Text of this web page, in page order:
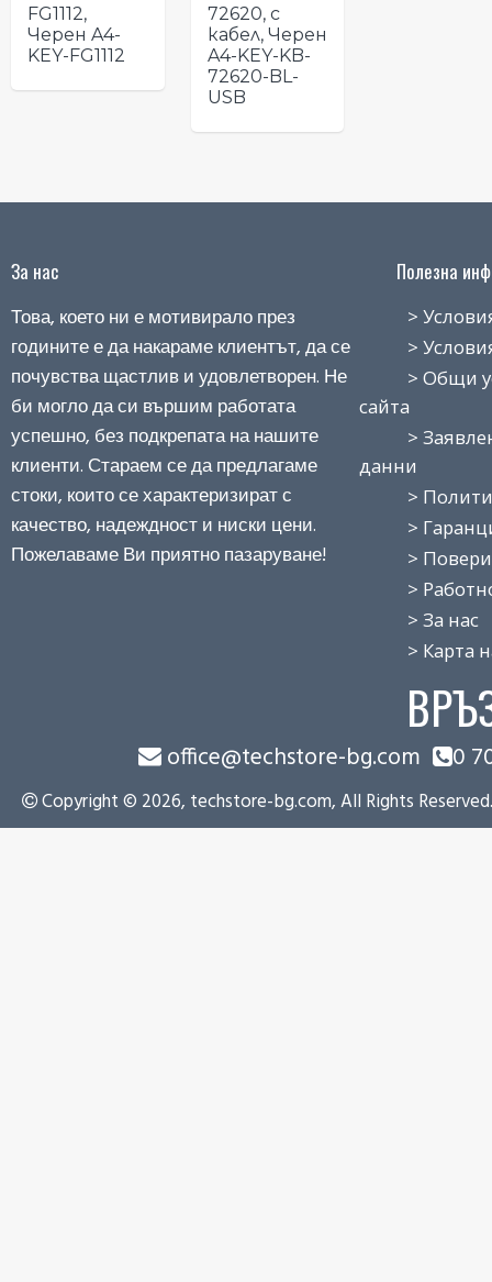
FG1112,
Черен A4-
KEY-FG1112
72620, с
кабел, Черен
A4-KEY-KB-
72620-BL-
USB
За нас
Това, което ни е мотивирало през
годините е да накараме клиентът, да се
почувства щастлив и удовлетворен. Не
би могло да си вършим работата
успешно, без подкрепата на нашите
клиенти. Стараем се да предлагаме
стоки, които се характеризират с
качество, надеждност и ниски цени.
Пожелаваме Ви приятно пазаруване!
Полезна
> Условия
> Условия
> Общи
сайта
>
данни
>
>
>
> Работно
> За нас
> Карта на
office@techstore-bg.com 0
Copyright © 2026, techstore-bg.com, All Rights Reserved.